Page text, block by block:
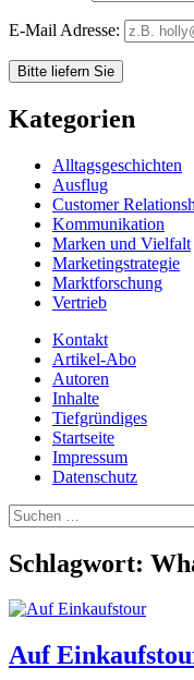
E-Mail Adresse:
Kategorien
Alltagsgeschichten
Ausflug
Customer
Kommunikation
Marken und Vielfalt
Marketingstrategie
Marktforschung
Vertrieb
Kontakt
Artikel-Abo
Autoren
Inhalte
Tiefgründiges
Startseite
Impressum
Datenschutz
Suchen
nach:
Schlagwort:
Auf